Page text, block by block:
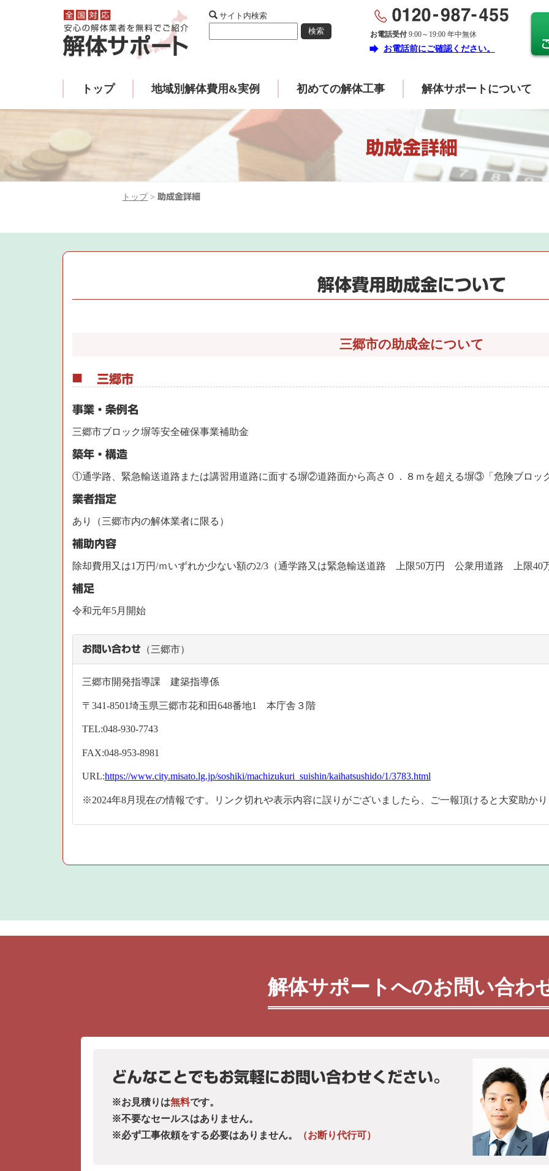
サイト内検索
お電話受付9:00～19:00 年中無休
forward お電話前にご確認ください。
トップ 地域別解体費用&実例 初めての解体工事 解体サポートについて
助成金詳細
トップ >助成金詳細
解体費用助成金について
三郷市の助成金について
三郷市
事業・条例名
三郷市ブロック塀等安全確保事業補助金
築年・構造
①通学路、緊急輸送道路または講習用道路に面する塀②道路面から高さ０．８ｍを超える塀③「危険ブロッ
業者指定
あり（三郷市内の解体業者に限る）
補助内容
除却費用又は1万円/ｍいずれか少ない額の2/3（通学路又は緊急輸送道路 上限50万円 公衆用道路 上限40
補足
令和元年5月開始
お問い合わせ（三郷市）
三郷市開発指導課 建築指導係
〒341-8501埼玉県三郷市花和田648番地1 本庁舎３階
TEL:048-930-7743
FAX:048-953-8981
URL:https://www.city.misato.lg.jp/soshiki/machizukuri_suishin/kaihatsushido/1/3783.html
※2024年8月現在の情報です。リンク切れや表示内容に誤りがございましたら、ご一報頂けると大変助か
解体サポートへのお問い合わ
どんなことでもお気軽にお問い合わせください。
※お見積りは無料です。
※不要なセールスはありません。
※必ず工事依頼をする必要はありません。
（お断り代行可）